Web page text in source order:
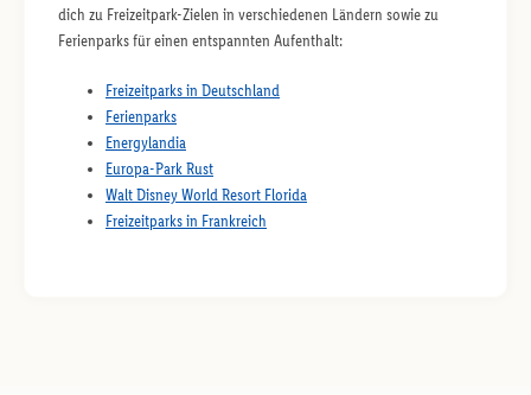
dich zu Freizeitpark-Zielen in verschiedenen Ländern sowie zu
Ferienparks für einen entspannten Aufenthalt:
Freizeitparks in Deutschland
Ferienparks
Energylandia
Europa-Park Rust
Walt Disney World Resort Florida
Freizeitparks in Frankreich